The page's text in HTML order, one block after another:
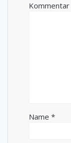
Kommentar
Name *